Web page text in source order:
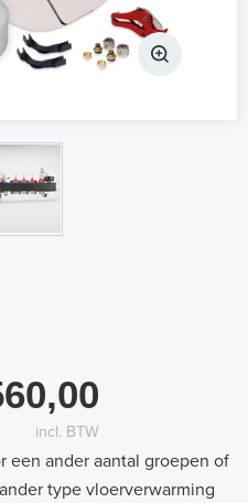
incl. BTW
een ander aantal groepen of
type vloerverwarming